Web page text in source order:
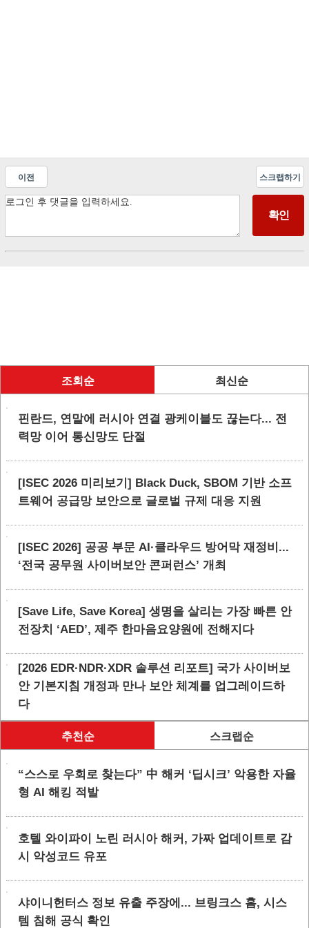
이전 스크랩하기
조회순 최신순
핀란드, 연말에 러시아 연결 광케이블도 끊는다... 전
력망 이어 통신망도 단절
[ISEC 2026 미리보기] Black Duck, SBOM 기반 소프
트웨어 공급망 보안으로 글로벌 규제 대응 지원
[ISEC 2026] 공공 부문 AI·클라우드 방어막 재정비...
‘전국 공무원 사이버보안 콘퍼런스’ 개최
[Save Life, Save Korea] 생명을 살리는 가장 빠른 안
전장치 ‘AED’, 제주 한마음요양원에 전해지다
[2026 EDR·NDR·XDR 솔루션 리포트] 국가 사이버보
안 기본지침 개정과 만나 보안 체계를 업그레이드하
다
추천순 스크랩순
“스스로 우회로 찾는다” 中 해커 ‘딥시크’ 악용한 자율
형 AI 해킹 적발
호텔 와이파이 노린 러시아 해커, 가짜 업데이트로 감
시 악성코드 유포
샤이니헌터스 정보 유출 주장에... 브링크스 홈, 시스
템 침해 공식 확인